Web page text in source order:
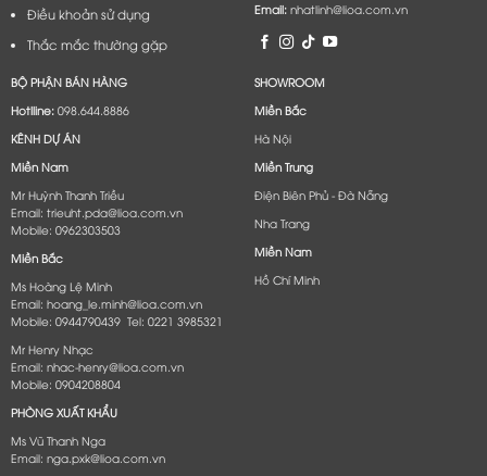
Điều khoản sử dụng
Thắc mắc thường gặp
Email:nhatlinh@lioa.com.vn
BỘ PHẬN BÁN HÀNG
Hotlline:098.644.8886
KÊNH DỰ ÁN
Miền Nam
Mr Huỳnh Thanh Triều
Email: trieuht.pda@lioa.com.vn
Mobile: 0962303503
Miền Bắc
Ms Hoàng Lệ Minh
Email: hoang_le.minh@lioa.com.vn
Mobile: 0944790439 Tel: 0221 3985321
Mr Henry Nhạc
Email: nhac-henry@lioa.com.vn
Mobile: 0904208804
PHÒNG XUẤT KHẨU
Ms Vũ Thanh Nga
Email: nga.pxk@lioa.com.vn
SHOWROOM
Miền Bắc
Hà Nội
Miền Trung
Điện Biên Phủ - Đà Nẵng​
Nha Trang
Miền Nam
Hồ Chí Minh